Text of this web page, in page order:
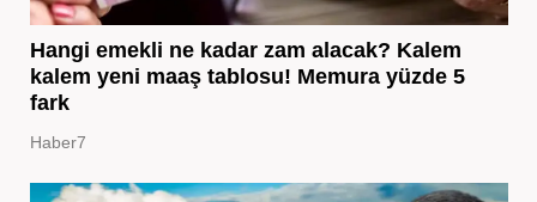
Hangi emekli ne kadar zam alacak? Kalem
kalem yeni maaş tablosu! Memura yüzde 5
fark
Haber7